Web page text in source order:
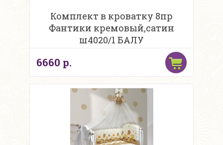
Комплект в кроватку 8пр
Фантики кремовый,сатин
ш4020/1 БАЛУ
6660 р.